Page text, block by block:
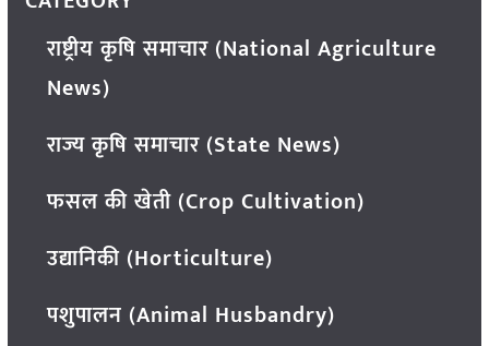
राष्ट्रीय कृषि समाचार (National Agriculture
News)
राज्य कृषि समाचार (State News)
फसल की खेती (Crop Cultivation)
उद्यानिकी (Horticulture)
पशुपालन (Animal Husbandry)